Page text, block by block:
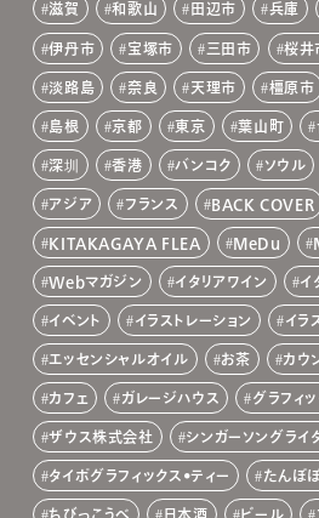
滋賀 和歌山 田辺市 兵庫
伊丹市 宝塚市 三田市 桜井
淡路島 奈良 天理市 橿原市
島根 京都 東京 葉山町
深圳 香港 バンコク ソウル
アジア フランス BACK COVER
KITAKAGAYA FLEA MeDu
Webマガジン イタリアワイン イ
イベント イラストレーション イラ
エッセンシャルオイル お茶 カウ
カフェ ガレージハウス グラフィ
ザウス株式会社 シンガーソングライ
タイポグラフィックス•ティー たんぽ
ちびっこうべ 日本酒 ビール